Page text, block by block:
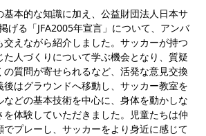
ー SDGsのゴール インパクトレポート
POSITIVE LEAGUES 取り組み実績
チケット イベント
ファンクラブ
ー スポーツクラブ メディア 30周年
本的な知識に加え、公益財団法人日本サ
げる「JFA2005年宣言」について、アンバ
えながら紹介しました。サッカーが持つ
人づくりについて学ぶ機会となり、質疑
の質問が寄せられるなど、活発な意見交換
はグラウンドへ移動し、サッカー教室を
どの基本技術を中心に、身体を動かしな
体験していただきました。児童たちは仲
プレーし、サッカーをより身近に感じて